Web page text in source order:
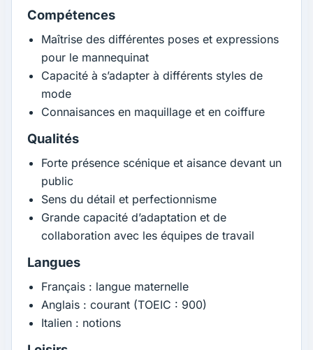
Compétences
Maîtrise des différentes poses et expressions
pour le mannequinat
Capacité à s’adapter à différents styles de
mode
Connaisances en maquillage et en coiffure
Qualités
Forte présence scénique et aisance devant un
public
Sens du détail et perfectionnisme
Grande capacité d’adaptation et de
collaboration avec les équipes de travail
Langues
Français : langue maternelle
Anglais : courant (TOEIC : 900)
Italien : notions